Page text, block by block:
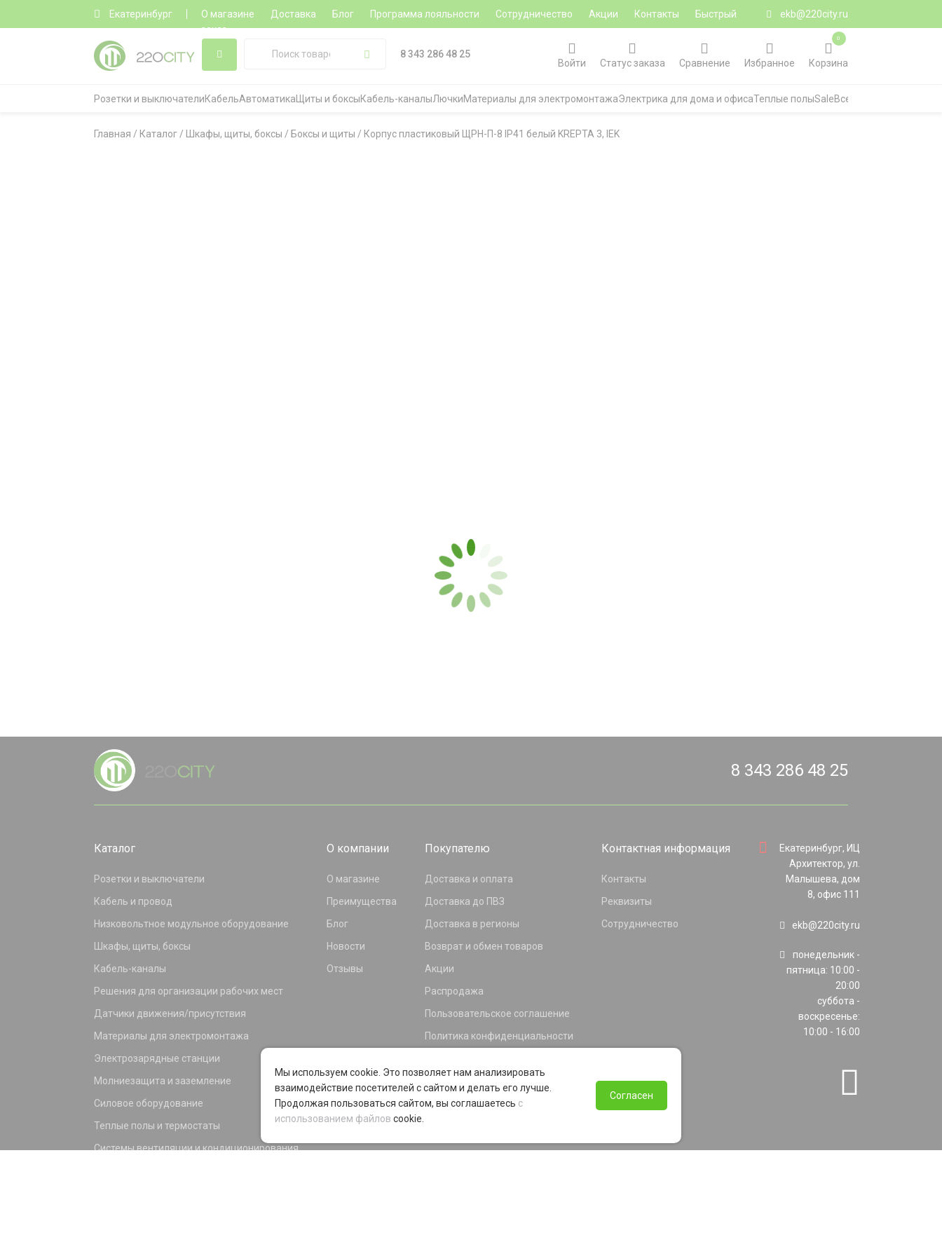
Екатеринбург О магазине Доставка Блог Программа лояльности Сотрудничество Акции Контакты
Быстрый
заказ
ekb@220city.ru
8 343 286 48 25
Войти
Статус заказа Сравнение Избранное Корзина
0
Розетки и выключателиКабельАвтоматика Щиты и боксыКабель-каналыЛючкиМатериалы для электромонтажаЭлектрика для дома и офисаТеплые полыSaleВсе категории
Главная / Каталог / Шкафы, щиты, боксы / Боксы и щиты / Корпус пластиковый ЩРН-П-8 IP41 белый KREPTA 3, IEK
8 343 286 48 25
Каталог
Розетки и выключатели
Кабель и провод
Низковольтное модульное оборудование
Шкафы, щиты, боксы
Кабель-каналы
Решения для организации рабочих мест
Датчики движения/присутствия
Материалы для электромонтажа
Электрозарядные станции
Молниезащита и заземление
Силовое оборудование
Теплые полы и термостаты
Системы вентиляции и кондиционирования
О компании
О магазине
Преимущества
Блог
Новости
Отзывы
Покупателю
Доставка и оплата
Доставка до ПВЗ
Доставка в регионы
Возврат и обмен товаров
Акции
Распродажа
Пользовательское соглашение
Политика конфиденциальности
Программа лояльности
Контактная информация
Контакты
Реквизиты
Сотрудничество
Екатеринбург, ИЦ
Архитектор, ул.
Малышева, дом
8, офис 111
ekb@220city.ru
понедельник -
пятница: 10:00 -
20:00
суббота -
воскресенье:
10:00 - 16:00
Мы используем cookie. Это позволяет нам анализировать
взаимодействие посетителей с сайтом и делать его лучше.
Продолжая пользоваться сайтом, вы соглашаетесь с
использованием файлов cookie.
Согласен